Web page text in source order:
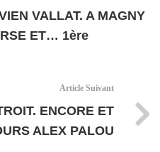
VALLAT. A MAGNY
ET… 1ère
Article Suivant
ENCORE ET
ALEX PALOU